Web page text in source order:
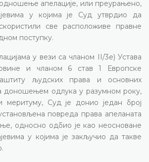
апелације, или преурањено,
у којима је Суд утврдио да
све расположиве правне
поступку.
у вези са чланом II/3е) Устава
и чланом 6 став 1 Европске
људских права и основних
доношењем одлука у разумном року,
меритуму, Суд је донио један број
повреда права апеланата
односно одбио је као неосноване
у којима је закључио да такве